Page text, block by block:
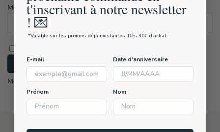
Mot de passe Obligatoire
SE CONNECTER
Mot de passe perdu ?
t'inscrivant à notre newsletter
! 💌
*Valable sur les promos déjà existantes. Dès 30€ d'achat.
E-mail Date d'anniversaire
Prénom Nom